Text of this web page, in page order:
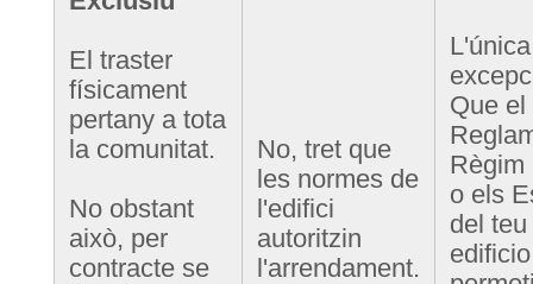
El traster
físicament
pertany a tota
la comunitat.
No obstant
això, per
contracte se
No, tret que
les normes de
l'edifici
autoritzin
l'arrendament.
L'única
Que el
Règim
o els
del teu
edificio